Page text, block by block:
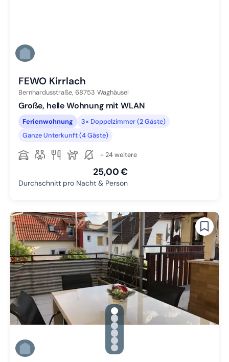
FEWO Kirrlach
Bernhardusstraße, 68753 Waghäusel
Große, helle Wohnung mit WLAN
Ferienwohnung
3× Doppelzimmer (2 Gäste)
Ganze Unterkunft (4 Gäste)
+ 24 weitere
25,00 €
Durchschnitt pro Nacht & Person
gallery.slide_selector
Zu Slide 1 wechseln
Zu Slide 2 wechseln
Zu Slide 3 wechseln
Zu Slide 4 wechseln
Zu Slide 5 wechseln
Zu Slide 6 wechseln